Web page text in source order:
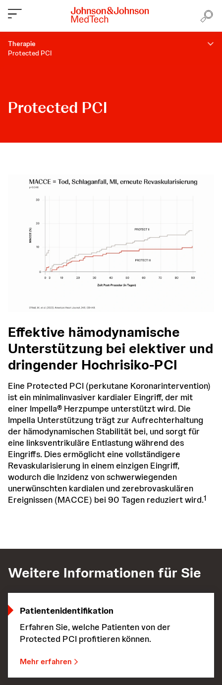
Therapie
Protected PCI
Protected PCI
Effektive hämodynamische
Unterstützung bei elektiver und
dringender Hochrisiko-PCI
Eine Protected PCI (perkutane Koronarintervention)
ist ein minimalinvasiver kardialer Eingriff, der mit
einer Impella® Herzpumpe unterstützt wird. Die
Impella Unterstützung trägt zur Aufrechterhaltung
der hämodynamischen Stabilität bei, und sorgt für
eine linksventrikuläre Entlastung während des
Eingriffs. Dies ermöglicht eine vollständigere
Revaskularisierung in einem einzigen Eingriff,
wodurch die Inzidenz von schwerwiegenden
unerwünschten kardialen und zerebrovaskulären
Ereignissen (MACCE) bei 90 Tagen reduziert wird.1
Weitere Informationen für Sie
Patientenidentifikation
Erfahren Sie, welche Patienten von der
Protected PCI profitieren können.
Mehr erfahren